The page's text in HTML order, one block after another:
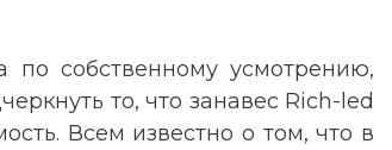
по собственному усмотрению,
то, что занавес Rich-led
Всем известно о том, что в